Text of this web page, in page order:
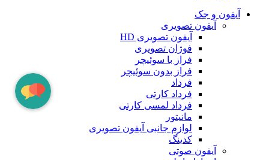
آیفون و جک
آیفون تصویری
آیفون تصویری HD
فوژان تصویری
فراز با سوئیچر
فراز بدون سوئیچر
فرداد
فرداد کارتی
فرداد لمسی کارتی
مانیتور
لوازم جانبی آیفون تصویری
کدینگ
آیفون صوتی